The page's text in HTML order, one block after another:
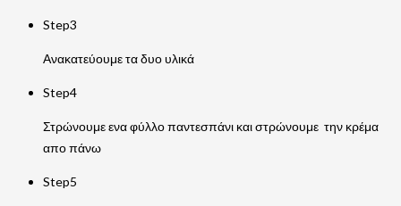
Step3
Ανακατεύουμε τα δυο υλικά
Step4
Στρώνουμε ενα φύλλο παντεσπάνι και στρώνουμε την κρέμα
απο πάνω
Step5